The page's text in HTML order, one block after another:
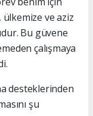
ülkemize ve aziz
Bu güvene
çalışmaya
desteklerinden
şu